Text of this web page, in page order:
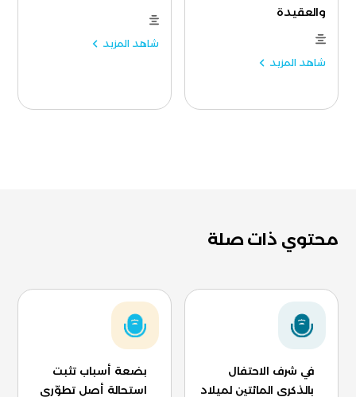
والعقيدة
شاهد المزيد
شاهد المزيد
محتوي ذات صلة
في شرف الاحتفال
بالذكرى المائتين لميلاد
بضعة أسباب تثبت
استحالة أصل تطوّري